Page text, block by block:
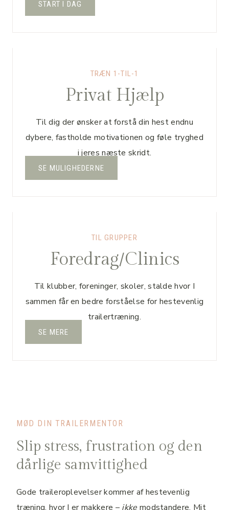
START I DAG
TRÆN 1-TIL-1
Privat Hjælp
Til dig der ønsker at forstå din hest endnu
dybere, fastholde motivationen og føle tryghed
i jeres næste skridt.
SE MULIGHEDERNE
TIL GRUPPER
Foredrag/Clinics
Til klubber, foreninger, skoler, stalde hvor I
sammen får en bedre forståelse for hestevenlig
trailertræning.
SE MERE
MØD DIN TRAILERMENTOR
Slip stress, frustration og den
dårlige samvittighed
Gode traileroplevelser kommer af hestevenlig
træning, hvor I er makkere – ikke modstandere. Mit